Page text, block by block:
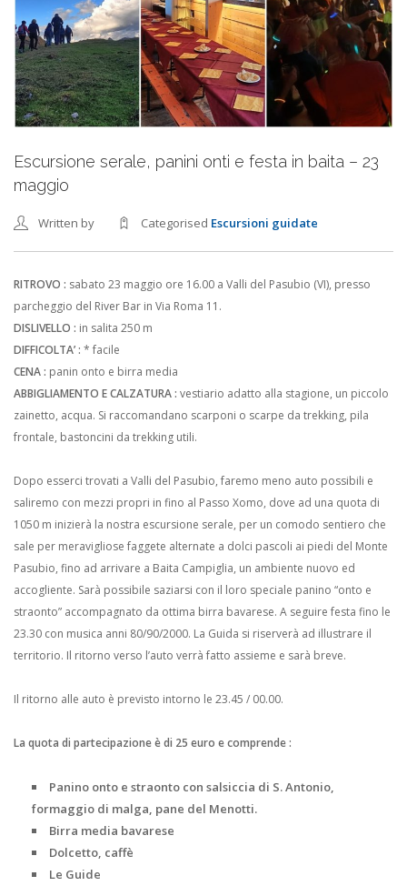
Escursione serale, panini onti e festa in baita – 23
maggio
Written by Categorised Escursioni guidate
RITROVO : sabato 23 maggio ore 16.00 a Valli del Pasubio (VI), presso
parcheggio del River Bar in Via Roma 11.
DISLIVELLO : in salita 250 m
DIFFICOLTA’ : * facile
CENA : panin onto e birra media
ABBIGLIAMENTO E CALZATURA : vestiario adatto alla stagione, un piccolo
zainetto, acqua. Si raccomandano scarponi o scarpe da trekking, pila
frontale, bastoncini da trekking utili.
Dopo esserci trovati a Valli del Pasubio, faremo meno auto possibili e
saliremo con mezzi propri in fino al Passo Xomo, dove ad una quota di
1050 m inizierà la nostra escursione serale, per un comodo sentiero che
sale per meravigliose faggete alternate a dolci pascoli ai piedi del Monte
Pasubio, fino ad arrivare a Baita Campiglia, un ambiente nuovo ed
accogliente. Sarà possibile saziarsi con il loro speciale panino “onto e
straonto” accompagnato da ottima birra bavarese. A seguire festa fino le
23.30 con musica anni 80/90/2000. La Guida si riserverà ad illustrare il
territorio. Il ritorno verso l’auto verrà fatto assieme e sarà breve.
Il ritorno alle auto è previsto intorno le 23.45 / 00.00.
La quota di partecipazione è di 25 euro e comprende :
Panino onto e straonto con salsiccia di S. Antonio,
formaggio di malga, pane del Menotti.
Birra media bavarese
Dolcetto, caffè
Le Guide